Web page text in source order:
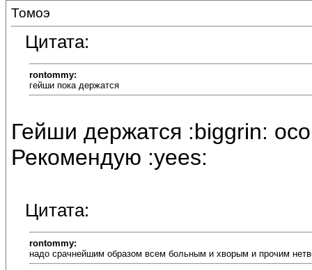
Томоэ
Цитата:
rontommy:
гейши пока держатся
Гейши держатся :biggrin:
Рекомендую :yees:
Цитата:
rontommy:
надо срачнейшим образом всем больным и хворым и прочим